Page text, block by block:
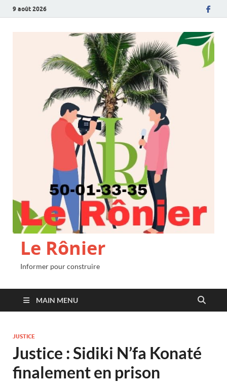
9 août 2026
Le Rônier
Informer pour construire
MAIN MENU
JUSTICE
Justice : Sidiki N’fa Konaté
finalement en prison